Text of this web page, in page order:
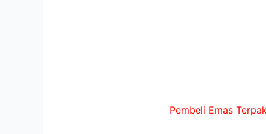
Pembeli Emas